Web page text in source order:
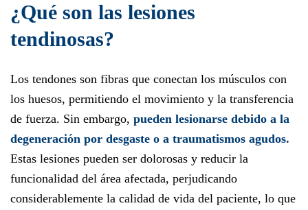
¿Qué son las lesiones
tendinosas?
Los tendones son fibras que conectan los músculos con
los huesos, permitiendo el movimiento y la transferencia
de fuerza. Sin embargo, pueden lesionarse debido a la
degeneración por desgaste o a traumatismos agudos.
Estas lesiones pueden ser dolorosas y reducir la
funcionalidad del área afectada, perjudicando
considerablemente la calidad de vida del paciente, lo que